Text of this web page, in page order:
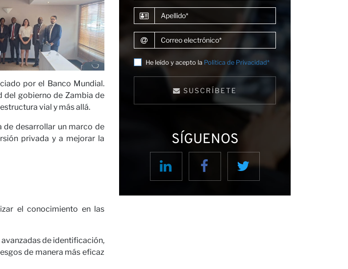
por el Banco Mundial.
del gobierno de Zambia de
vial y más allá.
de desarrollar un marco de
privada y a mejorar la
el conocimiento en las
de identificación,
de manera más eficaz
Apellido
Correo electrónico
He leído y acepto la Política de Privacidad*
SUSCRÍBETE
SÍGUENOS